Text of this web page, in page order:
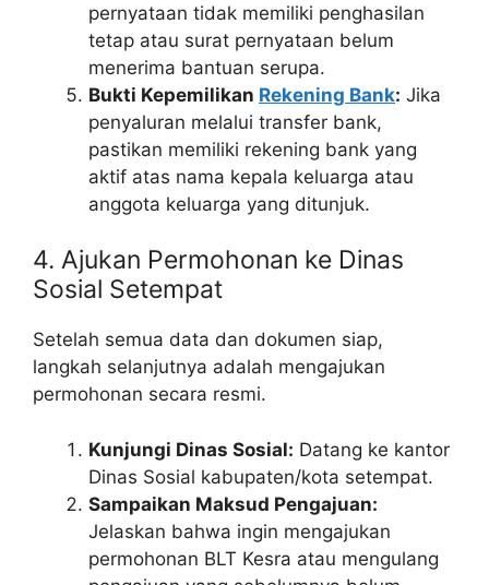
pernyataan tidak memiliki penghasilan
tetap atau surat pernyataan belum
menerima bantuan serupa.
Bukti Kepemilikan Rekening Bank: Jika
penyaluran melalui transfer bank,
pastikan memiliki rekening bank yang
aktif atas nama kepala keluarga atau
anggota keluarga yang ditunjuk.
4. Ajukan Permohonan ke Dinas
Sosial Setempat
Setelah semua data dan dokumen siap,
langkah selanjutnya adalah mengajukan
permohonan secara resmi.
Kunjungi Dinas Sosial: Datang ke kantor
Dinas Sosial kabupaten/kota setempat.
Sampaikan Maksud Pengajuan:
Jelaskan bahwa ingin mengajukan
permohonan BLT Kesra atau mengulang